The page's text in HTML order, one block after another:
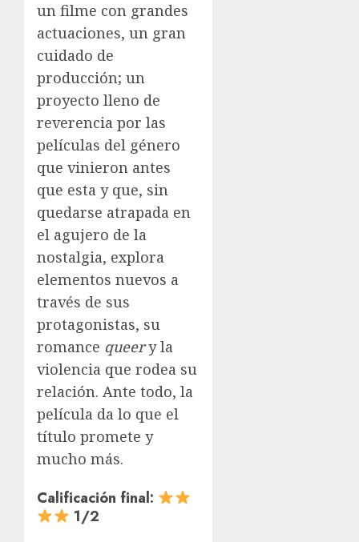
un filme con grandes
actuaciones, un gran
cuidado de
producción; un
proyecto lleno de
reverencia por las
películas del género
que vinieron antes
que esta y que, sin
quedarse atrapada en
el agujero de la
nostalgia, explora
elementos nuevos a
través de sus
protagonistas, su
romance queery la
violencia que rodea su
relación. Ante todo, la
película da lo que el
título promete y
mucho más.
Calificación final:
1/2